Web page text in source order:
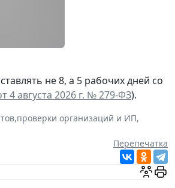
не 8, а 5 рабочих дней со
4 августа 2026 г. № 279-ФЗ).
,проверки организаций и ИП,
Перепечатка